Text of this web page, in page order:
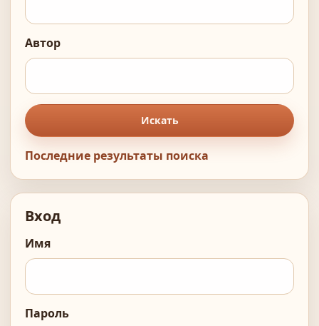
Автор
Искать
Последние результаты поиска
Вход
Имя
Пароль